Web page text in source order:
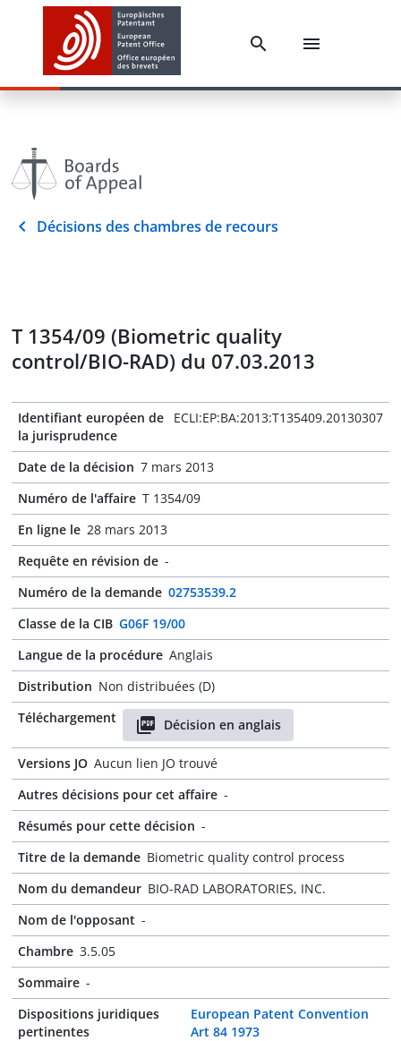
Décisions des chambres de recours
T 1354/09 (Biometric quality
control/BIO-RAD) du 07.03.2013
Identifiant européen de
la jurisprudence
ECLI:EP:BA:2013:T135409.20130307
Date de la décision 7 mars 2013
Numéro de l'affaire T 1354/09
En ligne le 28 mars 2013
Requête en révision de -
Numéro de la demande 02753539.2
Classe de la CIB G06F 19/00
Langue de la procédure Anglais
Distribution Non distribuées (D)
Téléchargement
Décision en anglais
Versions JO Aucun lien JO trouvé
Autres décisions pour cet affaire -
Résumés pour cette décision -
Titre de la demande Biometric quality control process
Nom du demandeur BIO-RAD LABORATORIES, INC.
Nom de l'opposant -
Chambre 3.5.05
Sommaire -
Dispositions juridiques
pertinentes
European Patent Convention
Art 84 1973